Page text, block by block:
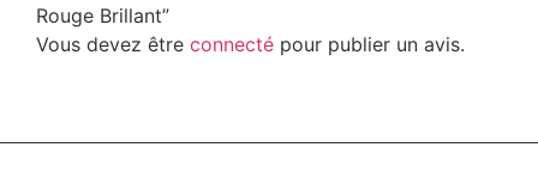
Rouge Brillant”
Vous devez être connecté pour publier un avis.